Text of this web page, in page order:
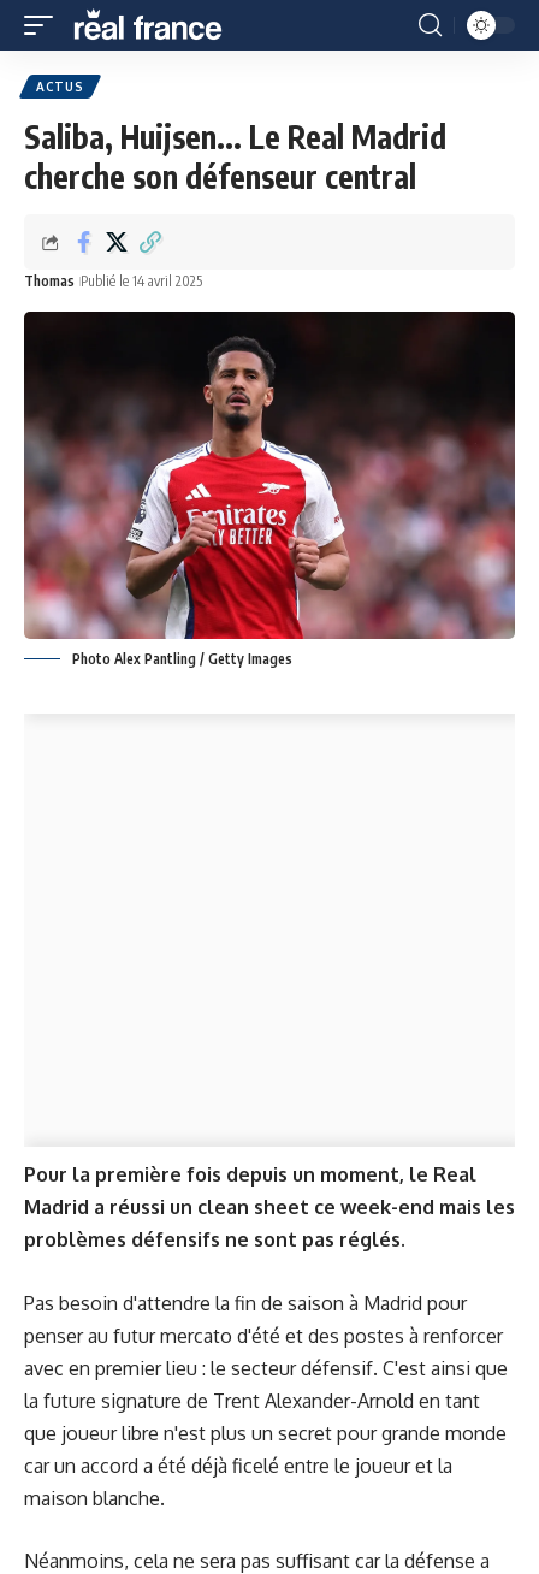
ACTUS
Saliba, Huijsen... Le Real Madrid
cherche son défenseur central
Thomas Publié le 14 avril 2025
Photo Alex Pantling / Getty Images
Pour la première fois depuis un moment, le Real
Madrid a réussi un clean sheet ce week-end mais les
problèmes défensifs ne sont pas réglés.
Pas besoin d'attendre la fin de saison à Madrid pour
penser au futur mercato d'été et des postes à renforcer
avec en premier lieu : le secteur défensif. C'est ainsi que
la future signature de Trent Alexander-Arnold en tant
que joueur libre n'est plus un secret pour grande monde
car un accord a été déjà ficelé entre le joueur et la
maison blanche.
Néanmoins, cela ne sera pas suffisant car la défense a